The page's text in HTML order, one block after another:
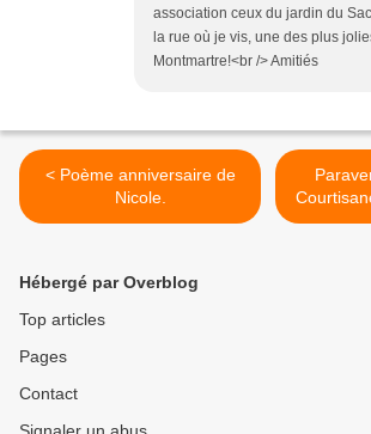
association ceux du jardin du
la rue où je vis, une des plus
Montmartre!<br /> Amitiés
< Poème anniversaire de
Nicole.
vue du
Hébergé par Overblog
Top articles
Pages
Contact